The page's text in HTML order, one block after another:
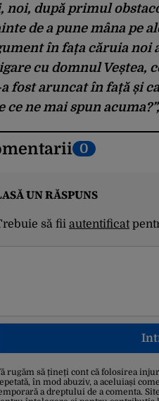
noi, după primul
de a pune mâna pe
în fața căruia noi
cu domnul Veștea,
fost aruncat în față și
ce ne mai spun
0
UN RĂSPUNS
să fii autentificat
rugăm să țineți cont că folosirea
în mod abuziv, a aceluiași
a dreptului de a comenta.